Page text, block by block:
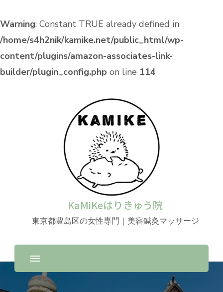
Warning: Constant TRUE already defined in
/home/s4h2nik/kamike.net/public_html/wp-
content/plugins/amazon-associates-link-
builder/plugin_config.php on line 114
KaMiKeはりきゅう院
東京都豊島区の女性専門｜美容鍼灸マッサージ